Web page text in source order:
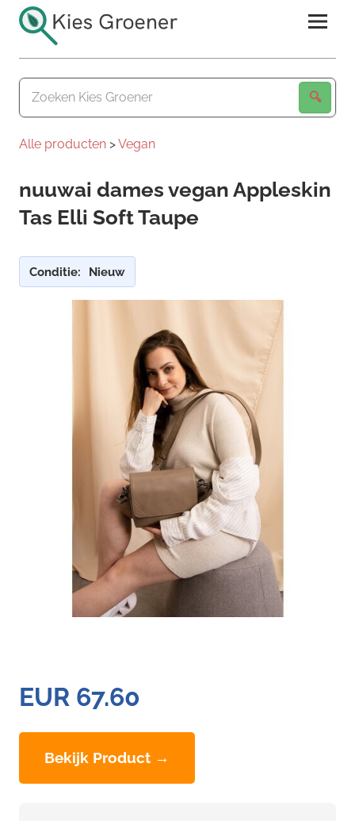
naar
inhoudKies
Groener
Alle producten >Vegan
nuuwai dames vegan Appleskin
Tas Elli Soft Taupe
Conditie: Nieuw
EUR 67.60
Bekijk Product →